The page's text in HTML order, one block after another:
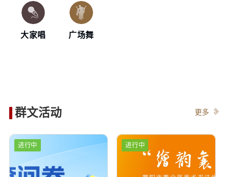
大家唱 广场舞
群文活动 更多
进行中 进行中